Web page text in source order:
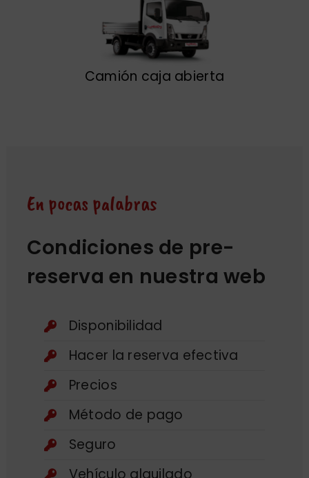
Camión caja abierta
En pocas palabras
Condiciones de pre-
reserva en nuestra web
Disponibilidad
Hacer la reserva efectiva
Precios
Método de pago
Seguro
Vehículo alquilado